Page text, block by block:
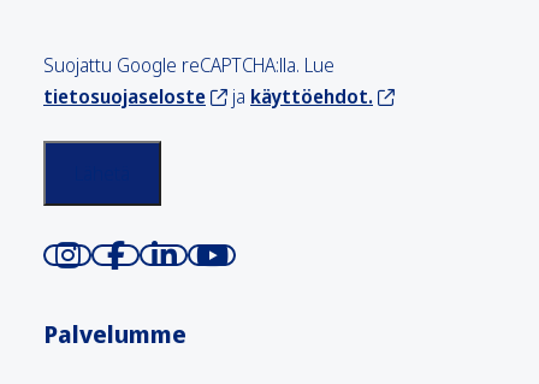
Suojattu Google reCAPTCHA:lla. Lue
tietosuojaseloste
ja käyttöehdot.
Palvelumme